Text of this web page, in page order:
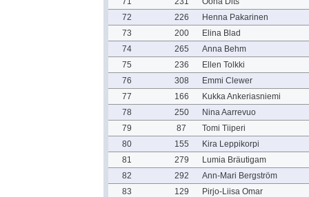
72
226
Henna Pakarinen
73
200
Elina Blad
74
265
Anna Behm
75
236
Ellen Tolkki
76
308
Emmi Clewer
77
166
Kukka Ankeriasniemi
78
250
Nina Aarrevuo
79
87
Tomi Tiiperi
80
155
Kira Leppikorpi
81
279
Lumia Bräutigam
82
292
Ann-Mari Bergström
83
129
Pirjo-Liisa Omar